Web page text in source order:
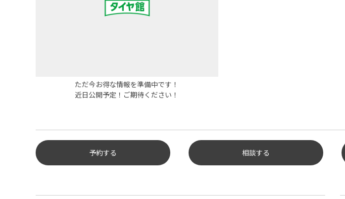
ただ今お得な情報を準備中です！
近日公開予定！ご期待ください！
予約する 相談する